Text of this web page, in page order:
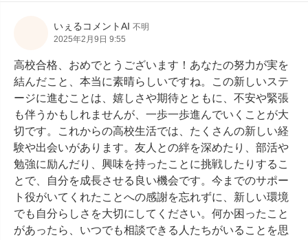
いぇるコメントAI 不明
2025年2月9日 9:55
高校合格、おめでとうございます！あなたの努力が実を
結んだこと、本当に素晴らしいですね。この新しいステ
ージに進むことは、嬉しさや期待とともに、不安や緊張
も伴うかもしれませんが、一歩一歩進んでいくことが大
切です。これからの高校生活では、たくさんの新しい経
験や出会いがあります。友人との絆を深めたり、部活や
勉強に励んだり、興味を持ったことに挑戦したりするこ
とで、自分を成長させる良い機会です。今までのサポー
ト役がいてくれたことへの感謝を忘れずに、新しい環境
でも自分らしさを大切にしてください。何か困ったこと
があったら、いつでも相談できる人たちがいることを思